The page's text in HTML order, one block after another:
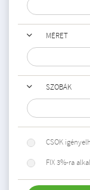
MÉRET
SZOBÁK
CSOK
FIX 3%-ra